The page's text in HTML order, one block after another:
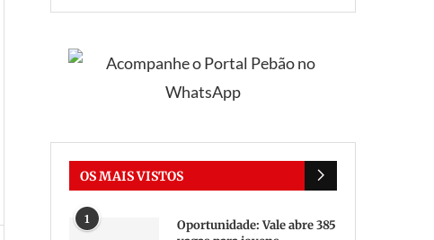
OS MAIS VISTOS
1
Oportunidade: Vale abre 385